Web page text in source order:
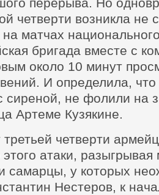
четверти возникла не
матчах
бригада вместе с
около 10 минут
И определила,
сиреной, не фолили на
Артеме Кузякине.
четверти
атаки,
самарцы, у которых
Нестеров, к